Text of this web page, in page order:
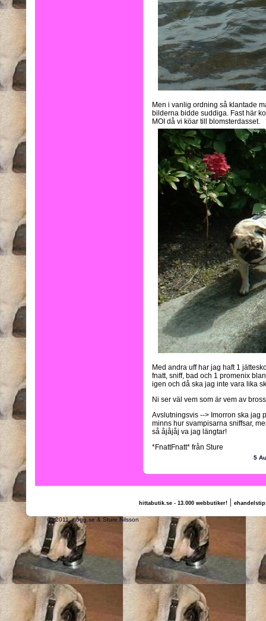
Men i vanlig ordning så klantade
bilderna bidde suddiga. Fast här
MOI då vi köar till blomsterdasset.
Med andra uff har jag haft 1
fnatt, sniff, bad och 1 promenix
igen och då ska jag inte vara lika
Ni ser väl vem som är vem av
Avslutningsvis --> Imorron ska jag
minns hur svampisarna sniffsar,
så åjåjåj va jag längtar!
*FnattFnatt* från Sture
5
hittabutik.se - 13.000 webbutiker!|
(c) 2011, nogg.se & Sture Nilsson